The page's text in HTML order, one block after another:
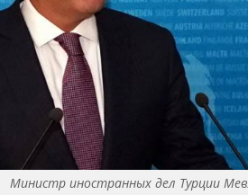
Министр иностранных дел Турции